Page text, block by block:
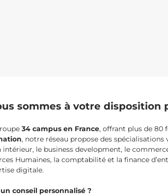
sommes à votre
34 campus en France, offrant plus de 80
, notre réseau propose des
le business development, le
Humaines, la comptabilité et la finance
digitale.
conseil personnalisé ?